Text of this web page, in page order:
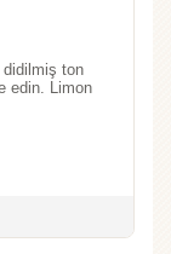
didilmiş ton
edin. Limon